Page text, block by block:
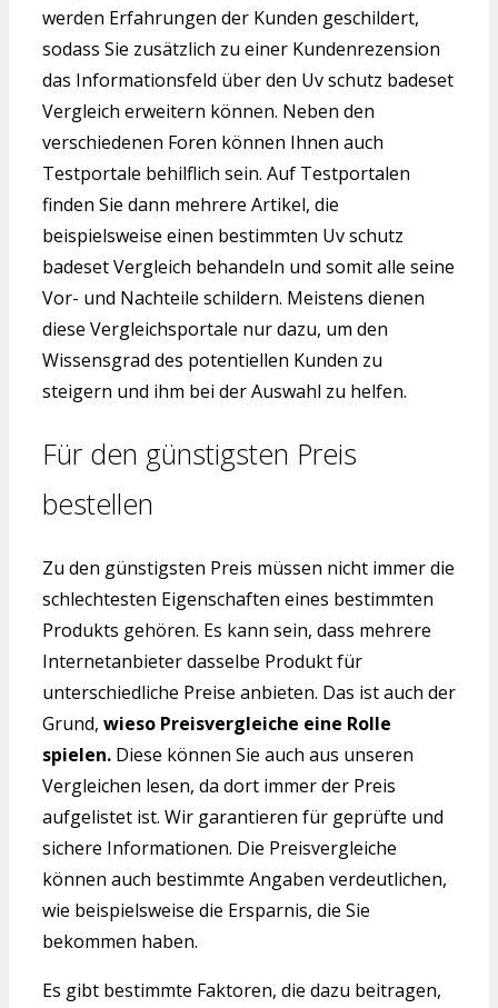
werden Erfahrungen der Kunden geschildert,
sodass Sie zusätzlich zu einer Kundenrezension
das Informationsfeld über den Uv schutz badeset
Vergleich erweitern können. Neben den
verschiedenen Foren können Ihnen auch
Testportale behilflich sein. Auf Testportalen
finden Sie dann mehrere Artikel, die
beispielsweise einen bestimmten Uv schutz
badeset Vergleich behandeln und somit alle seine
Vor- und Nachteile schildern. Meistens dienen
diese Vergleichsportale nur dazu, um den
Wissensgrad des potentiellen Kunden zu
steigern und ihm bei der Auswahl zu helfen.
Für den günstigsten Preis
bestellen
Zu den günstigsten Preis müssen nicht immer die
schlechtesten Eigenschaften eines bestimmten
Produkts gehören. Es kann sein, dass mehrere
Internetanbieter dasselbe Produkt für
unterschiedliche Preise anbieten. Das ist auch der
Grund, wieso Preisvergleiche eine Rolle
spielen. Diese können Sie auch aus unseren
Vergleichen lesen, da dort immer der Preis
aufgelistet ist. Wir garantieren für geprüfte und
sichere Informationen. Die Preisvergleiche
können auch bestimmte Angaben verdeutlichen,
wie beispielsweise die Ersparnis, die Sie
bekommen haben.
Es gibt bestimmte Faktoren, die dazu beitragen,